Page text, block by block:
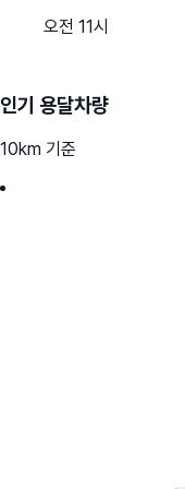
오전 11시
인기 용달차량
10km 기준